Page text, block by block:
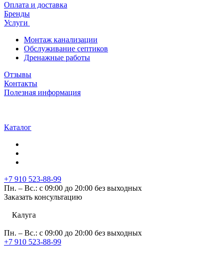
Оплата и доставка
Бренды
Услуги
Монтаж канализации
Обслуживание септиков
Дренажные работы
Отзывы
Контакты
Полезная информация
Каталог
+7 910 523-88-99
Пн. – Вс.: с 09:00 до 20:00 без выходных
Заказать консультацию
Калуга
Пн. – Вс.: с 09:00 до 20:00 без выходных
+7 910 523-88-99